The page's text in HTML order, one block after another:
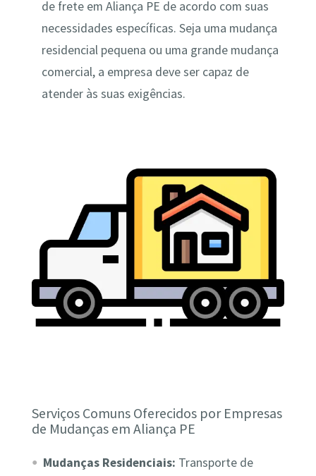
de frete em Aliança PE de acordo com suas
necessidades específicas. Seja uma mudança
residencial pequena ou uma grande mudança
comercial, a empresa deve ser capaz de
atender às suas exigências.
Serviços Comuns Oferecidos por Empresas
de Mudanças em Aliança PE
Mudanças Residenciais: Transporte de